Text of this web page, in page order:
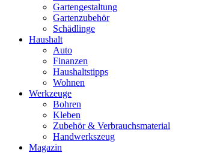
Gartengestaltung
Gartenzubehör
Schädlinge
Haushalt
Auto
Finanzen
Haushaltstipps
Wohnen
Werkzeuge
Bohren
Kleben
Zubehör & Verbrauchsmaterial
Handwerkszeug
Magazin